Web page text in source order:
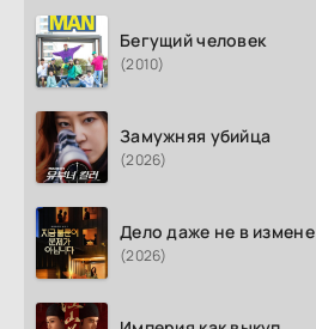
Бегущий человек
(2010)
Замужняя убийца
(2026)
Дело даже не в измене
(2026)